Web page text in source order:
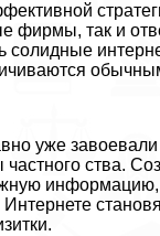
фирмы, так и
солидные
уже
ства.
информацию,